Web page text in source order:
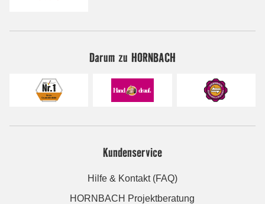
Darum zu HORNBACH
Kundenservice
Hilfe & Kontakt (FAQ)
HORNBACH Projektberatung